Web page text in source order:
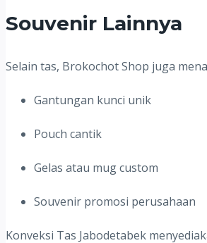
Souvenir Lainnya
Selain tas, Brokochot Shop juga
Gantungan kunci unik
Pouch cantik
Gelas atau mug custom
Souvenir promosi perusahaan
Konveksi Tas Jabodetabek